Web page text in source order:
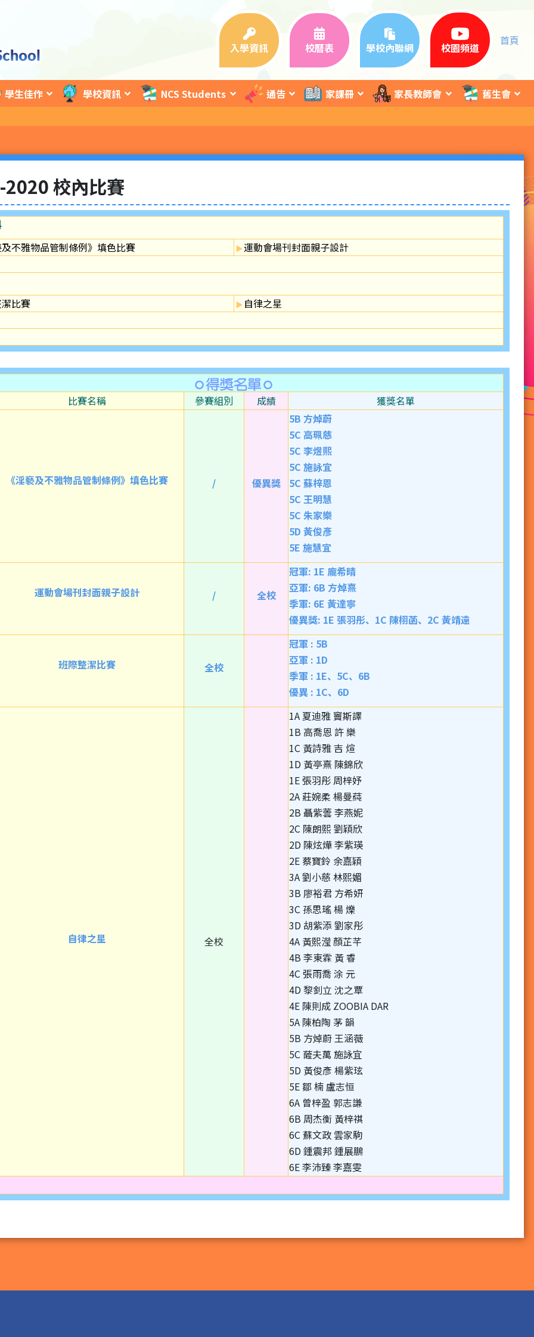
入學資訊 校曆表 學校內聯網 校園頻道
首頁
學生佳作 學校資訊 NCS Students 通告 家課冊 家長教師會 舊生會
校內比賽
不雅物品管制條例》填色比賽
運動會場刊封面親子設計
比賽 自律之星
比賽名稱 參賽組別 成績 獲獎名單
《淫褻及不雅物品管制條例》填色比賽 / 優異獎
5B 方焯蔚
5C 高珮慈
5C 李煜熙
5C 施詠宜
5C 蘇梓恩
5C 王明慧
5C 朱家樂
5D 黃俊彥
5E 施慧宜
運動會場刊封面親子設計 / 全校
冠軍: 1E 龐希晴
亞軍: 6B 方焯熹
季軍: 6E 黃達寧
優異獎: 1E 張羽彤、1C 陳栩菡、2C 黃靖遠
班際整潔比賽 全校
冠軍 : 5B
亞軍 : 1D
季軍 : 1E、5C、6B
優異 : 1C、6D
自律之星 全校
1A 夏迪雅 竇斯譯
1B 高喬恩 許 樂
1C 黃詩雅 吉 煊
1D 黃亭熹 陳錦欣
1E 張羽彤 周梓妤
2A 莊婉柔 楊曼蒓
2B 聶紫蕓 李燕妮
2C 陳朗熙 劉穎欣
2D 陳炫燁 李紫瑛
2E 蔡寶鈴 余嘉穎
3A 劉小慈 林熙媚
3B 廖裕君 方希妍
3C 孫思瑤 楊 爍
3D 胡紫添 劉家彤
4A 黃熙瀅 顏芷芊
4B 李東霖 黃 睿
4C 張雨喬 涂 元
4D 黎釗立 沈之覃
4E 陳則成 ZOOBIA DAR
5A 陳柏陶 茅 韻
5B 方焯蔚 王涵薇
5C 薩夫萬 施詠宜
5D 黃俊彥 楊紫玹
5E 鄒 楠 盧志恒
6A 曾梓盈 郭志謙
6B 周杰衡 黃梓祺
6C 蘇文政 雲家駒
6D 鍾震邦 鍾展鵬
6E 李沛臻 李嘉雯